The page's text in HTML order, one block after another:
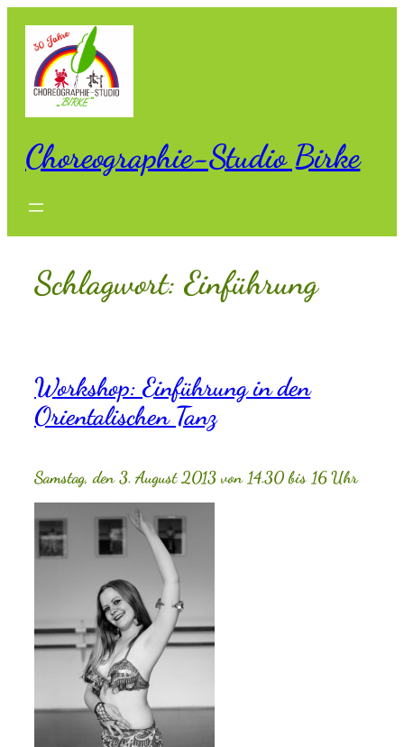
Inhalt
springen
Choreographie-Studio Birke
Schlagwort:Einführung
Workshop: Einführung in den
Orientalischen Tanz
Samstag, den 3. August 2013 von 14.30 bis 16 Uhr